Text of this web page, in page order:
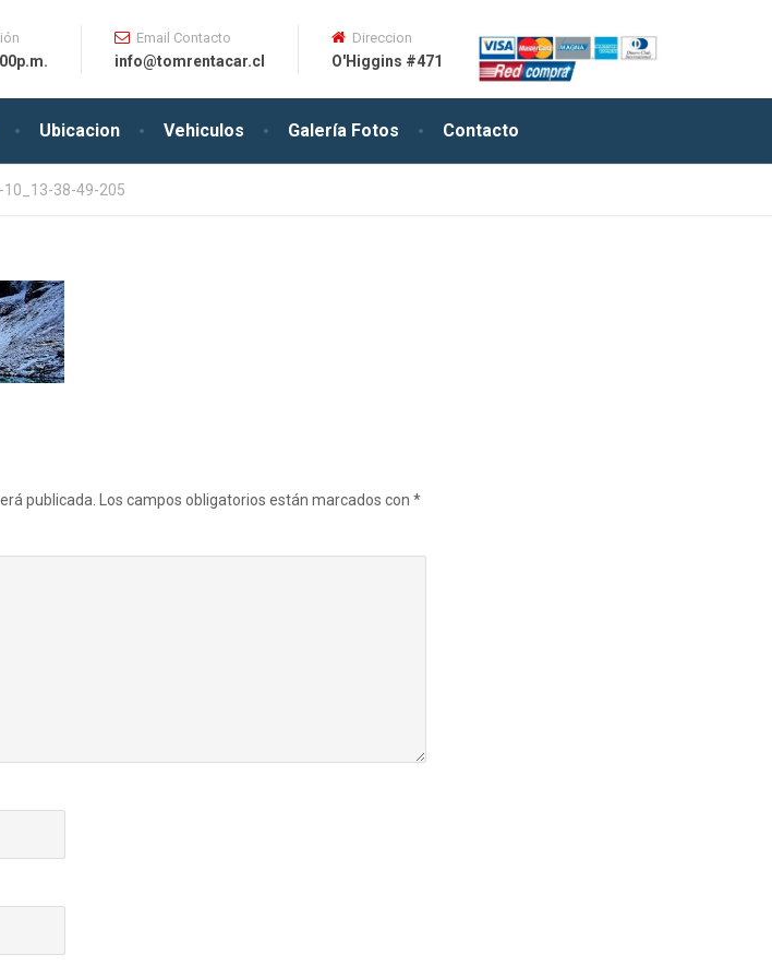
Ubicacion Vehiculos Galería Fotos Contacto
Email Contacto
info@tomrentacar.cl
Direccion
O'Higgins #471
10_13-38-49-205
publicada. Los campos obligatorios están marcados con *